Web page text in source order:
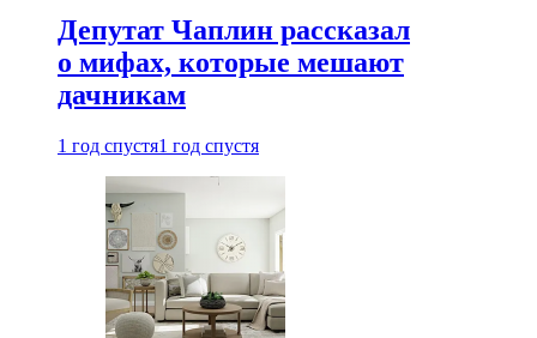
Депутат Чаплин рассказал
о мифах, которые мешают
дачникам
1 год спустя1 год спустя